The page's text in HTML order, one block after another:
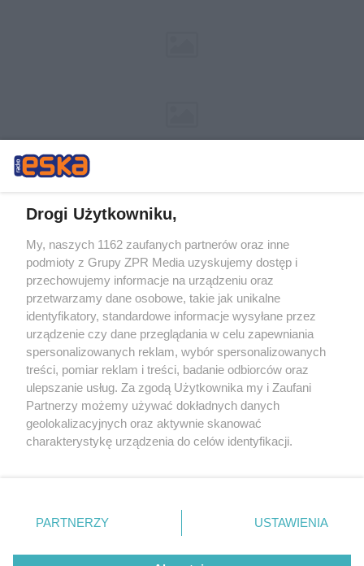
Żaden utwór zamieszczony w serwisie nie może być powielany i
rozpowszechniany lub dalej rozpowszechniany w jakikolwiek sposób (w
tym także elektroniczny lub mechaniczny) na jakimkolwiek polu
eksploatacji w jakiejkolwiek formie, włącznie z umieszczaniem w
Internecie bez pisemnej zgody właściciela praw. Jakiekolwiek użycie lub
wykorzystanie utworów w całości lub w części z naruszeniem prawa,
tzn. bez właściwej zgody, jest zabronione pod groźbą kary i może być
ścigane prawnie.
© 2026 Grupa ZPR Media
Drogi Użytkowniku,
My, naszych 1162 zaufanych partnerów oraz inne
podmioty z Grupy ZPR Media uzyskujemy dostęp i
przechowujemy informacje na urządzeniu oraz
przetwarzamy dane osobowe, takie jak unikalne
identyfikatory, standardowe informacje wysyłane przez
urządzenie czy dane przeglądania w celu zapewniania
spersonalizowanych reklam, wybór spersonalizowanych
treści, pomiar reklam i treści, badanie odbiorców oraz
ulepszanie usług. Za zgodą Użytkownika my i Zaufani
Partnerzy możemy używać dokładnych danych
geolokalizacyjnych oraz aktywnie skanować
charakterystykę urządzenia do celów identyfikacji.
zmienić/wycofać klikając przycisk ustawień prywatności
znajdujący się w lewym dolnym rogu strony
rodzaje przetwarzania danych nie wymagają zgody
PARTNERZY USTAWIENIA